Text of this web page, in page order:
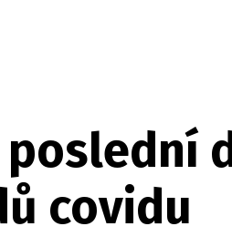
poslední
covidu